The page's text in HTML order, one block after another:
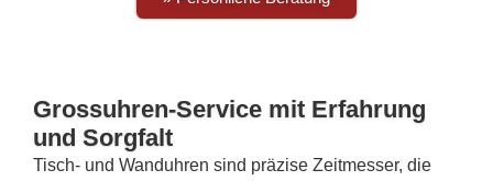
Grossuhren-Service mit Erfahrung
und Sorgfalt
Tisch- und Wanduhren sind präzise Zeitmesser, die